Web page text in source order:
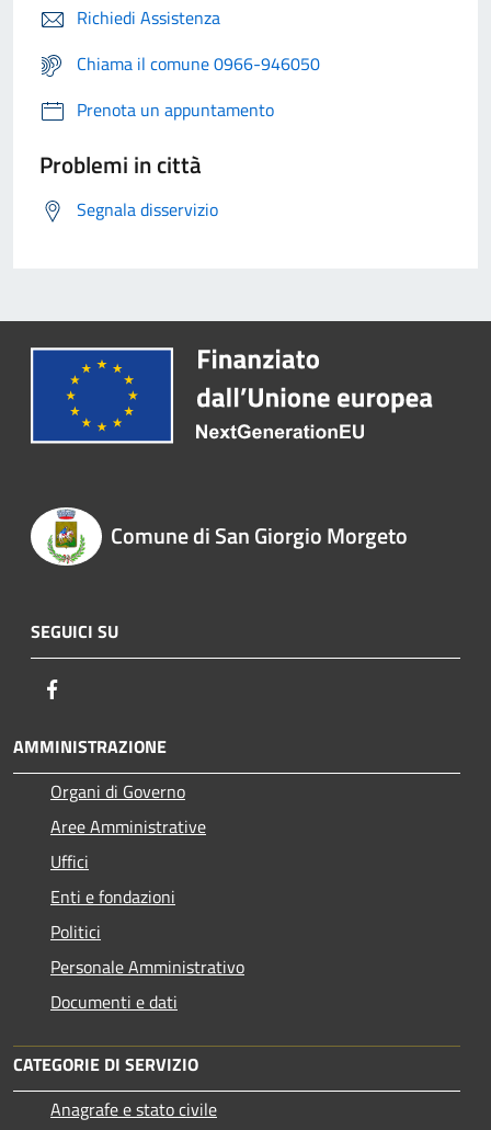
Richiedi Assistenza
Chiama il comune 0966-946050
Prenota un appuntamento
Problemi in città
Segnala disservizio
Comune di San Giorgio Morgeto
SEGUICI SU
AMMINISTRAZIONE
Organi di Governo
Aree Amministrative
Uffici
Enti e fondazioni
Politici
Personale Amministrativo
Documenti e dati
CATEGORIE DI SERVIZIO
Anagrafe e stato civile